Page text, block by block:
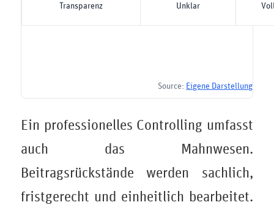
Transparenz Unklar
Source: Eigene Darstellung
Ein professionelles Controlling umfasst
auch das Mahnwesen.
Beitragsrückstände werden sachlich,
fristgerecht und einheitlich bearbeitet.